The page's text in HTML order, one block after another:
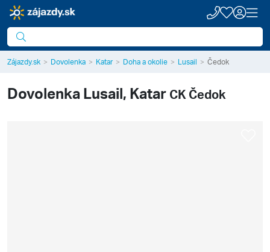
Zájazdy.sk Dovolenka Katar Doha a okolie Lusail Čedok
Dovolenka Lusail, Katar CK Čedok